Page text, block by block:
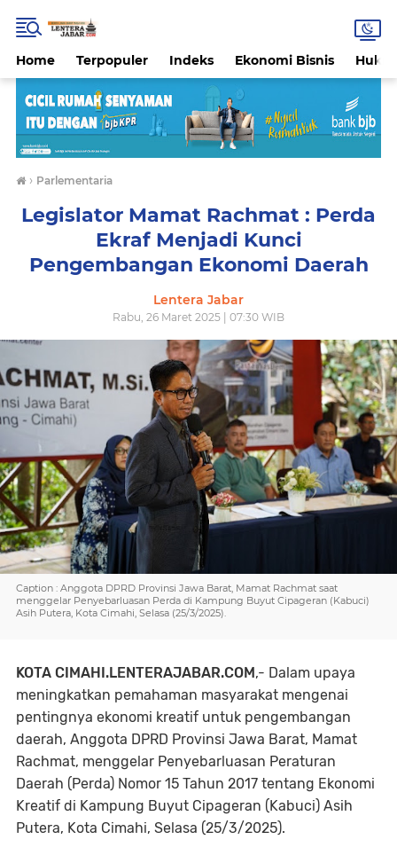
Home Terpopuler Indeks Ekonomi Bisnis
› Parlementaria
Legislator Mamat Rachmat : Perda
Ekraf Menjadi Kunci
Pengembangan Ekonomi Daerah
Lentera Jabar
Rabu, 26 Maret 2025 | 07:30 WIB
Caption : Anggota DPRD Provinsi Jawa Barat, Mamat Rachmat saat
menggelar Penyebarluasan Perda di Kampung Buyut Cipageran (Kabuci)
Asih Putera, Kota Cimahi, Selasa (25/3/2025).
KOTA CIMAHI.LENTERAJABAR.COM,- Dalam upaya
meningkatkan pemahaman masyarakat mengenai
pentingnya ekonomi kreatif untuk pengembangan
daerah, Anggota DPRD Provinsi Jawa Barat, Mamat
Rachmat, menggelar Penyebarluasan Peraturan
Daerah (Perda) Nomor 15 Tahun 2017 tentang Ekonomi
Kreatif di Kampung Buyut Cipageran (Kabuci) Asih
Putera, Kota Cimahi, Selasa (25/3/2025).